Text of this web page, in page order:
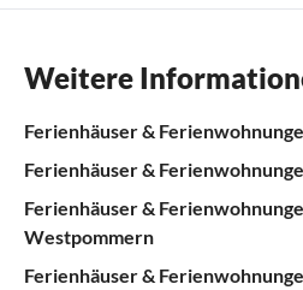
Weitere
Ferienhäuser &
Ferienhäuser &
Ferienhäuser &
Westpommern
Ferienhäuser &